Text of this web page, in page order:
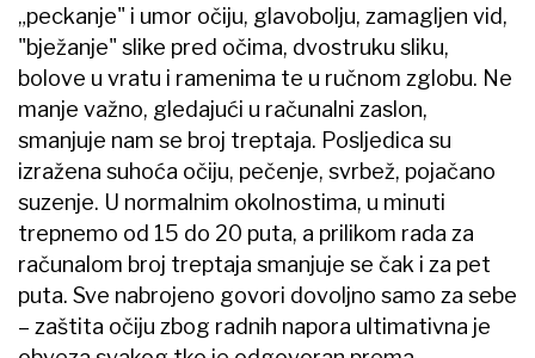
„peckanje" i umor očiju, glavobolju, zamagljen vid,
"bježanje" slike pred očima, dvostruku sliku,
bolove u vratu i ramenima te u ručnom zglobu. Ne
manje važno, gledajući u računalni zaslon,
smanjuje nam se broj treptaja. Posljedica su
izražena suhoća očiju, pečenje, svrbež, pojačano
suzenje. U normalnim okolnostima, u minuti
trepnemo od 15 do 20 puta, a prilikom rada za
računalom broj treptaja smanjuje se čak i za pet
puta. Sve nabrojeno govori dovoljno samo za sebe
– zaštita očiju zbog radnih napora ultimativna je